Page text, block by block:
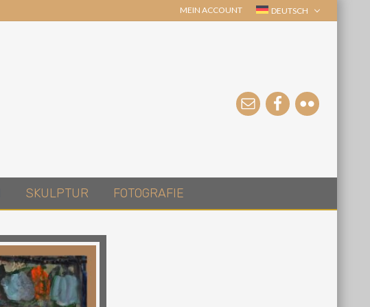
MEIN ACCOUNT DEUTSCH
SKULPTUR FOTOGRAFIE